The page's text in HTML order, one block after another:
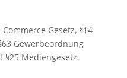
Gesetz, §14
Gewerbeordnung
Mediengesetz.